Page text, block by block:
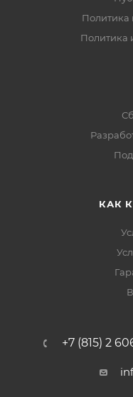
Политика
Политика
КАК
+7 (815) 2